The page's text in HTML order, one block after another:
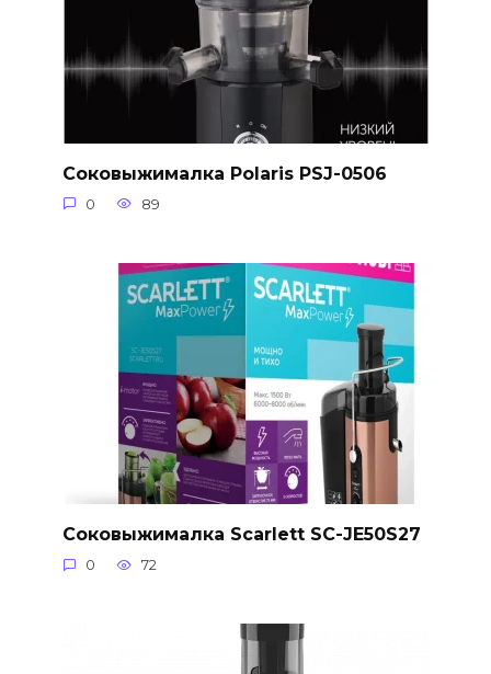
Соковыжималка Polaris PSJ-0506
0 89
Соковыжималка Scarlett SC-JE50S27
0 72